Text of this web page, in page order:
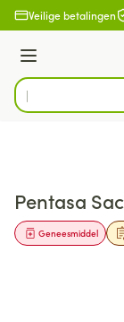
Ga naar de inhoud
Veilige betalingen
Menu
Product, merk,
Pentasa
Geneesmiddel